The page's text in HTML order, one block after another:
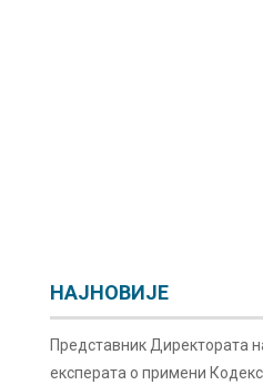
НАЈНОВИЈЕ
Представник Директората
експерата о примени